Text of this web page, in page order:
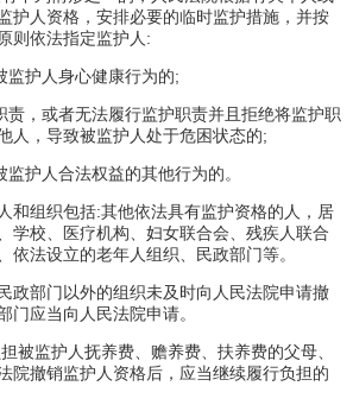
护人资格，安排必要的临时监护措施，并按
则依法指定监护人:
监护人身心健康行为的;
责，或者无法履行监护职责并且拒绝将监护职
人，导致被监护人处于危困状态的;
护人合法权益的其他行为的。
和组织包括:其他依法具有监护资格的人，居
学校、医疗机构、妇女联合会、残疾人联合
依法设立的老年人组织、民政部门等。
政部门以外的组织未及时向人民法院申请撤
门应当向人民法院申请。
被监护人抚养费、赡养费、扶养费的父母、
院撤销监护人资格后，应当继续履行负担的